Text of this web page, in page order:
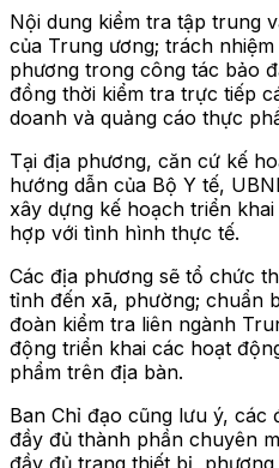
Nội dung kiểm tra tập trung
của Trung ương; trách
phương trong công tác bảo
đồng thời kiểm tra trực tiếp
doanh và quảng cáo thực
Tại địa phương, căn cứ kế
hướng dẫn của Bộ Y tế,
xây dựng kế hoạch triển
hợp với tình hình thực tế.
Các địa phương sẽ tổ chức
tỉnh đến xã, phường; chuẩn
đoàn kiểm tra liên ngành
động triển khai các hoạt
phẩm trên địa bàn.
Ban Chỉ đạo cũng lưu ý, các
đầy đủ thành phần chuyên
đầy đủ trang thiết bị,